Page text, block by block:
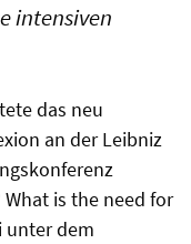
intensiven
das neu
an der Leibniz
What is the need for
unter dem